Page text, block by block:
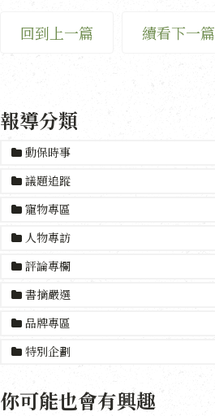
回到上一篇 續看下一篇
報導分類
動保時事
議題追蹤
寵物專區
人物專訪
評論專欄
書摘嚴選
品牌專區
特別企劃
你可能也會有興趣